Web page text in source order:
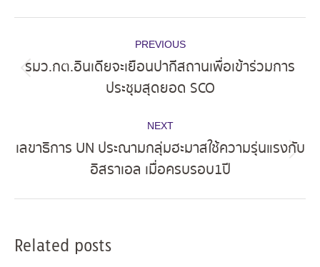
navigation
PREVIOUS
post:
รมว.กต.อินเดียจะเยือนปากีสถานเพื่อเข้าร่วมการ
ประชุมสุดยอด SCO
NEXT
Next
post:
เลขาธิการ UN ประณามกลุ่มฮะมาสใช้ความรุ่นแรงกับ
อิสราเอล เมื่อครบรอบ 1 ปี
Related posts